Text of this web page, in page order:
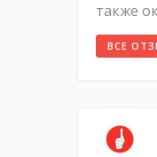
также
ВСЕ